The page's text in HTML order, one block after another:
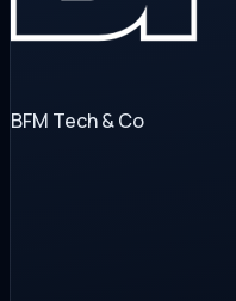
BFM Tech & Co